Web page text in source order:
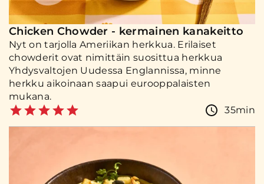
Chicken Chowder - kermainen kanakeitto
Nyt on tarjolla Ameriikan herkkua. Erilaiset
chowderit ovat nimittäin suosittua herkkua
Yhdysvaltojen Uudessa Englannissa, minne
herkku aikoinaan saapui eurooppalaisten
mukana.
35min